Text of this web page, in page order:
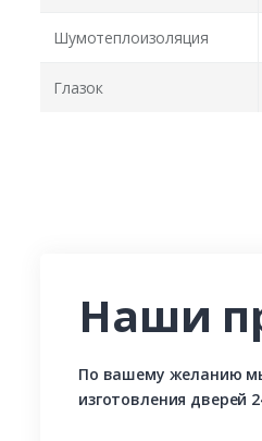
Шумотеплоизоляция
Глазок
Наши
По вашему желанию
изготовления дверей